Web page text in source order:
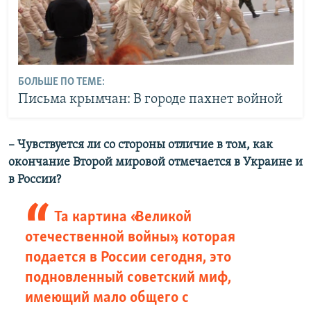
БОЛЬШЕ ПО ТЕМЕ:
Письма крымчан: В городе пахнет войной
– Чувствуется ли со стороны отличие в том, как
окончание Второй мировой отмечается в Украине и
в России?
Та картина «Великой
отечественной войны», которая
подается в России сегодня, это
подновленный советский миф,
имеющий мало общего с